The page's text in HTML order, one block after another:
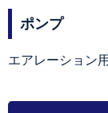
ポンプ
エアレーション